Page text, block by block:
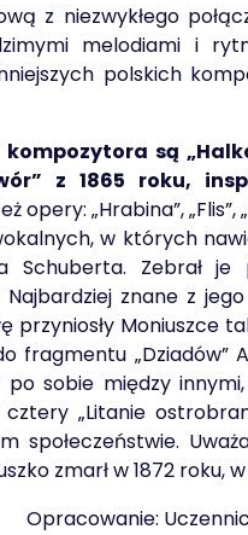
z niezwykłego
melodiami i
polskich
są
z 1865 roku,
opery: „Hrabina”, „Flis”,
w których
Zebrał je
znane z
przyniosły Moniuszce
fragmentu „Dziadów”
po sobie między
„Litanie
społeczeństwie.
zmarł w 1872 roku,
Opracowanie: